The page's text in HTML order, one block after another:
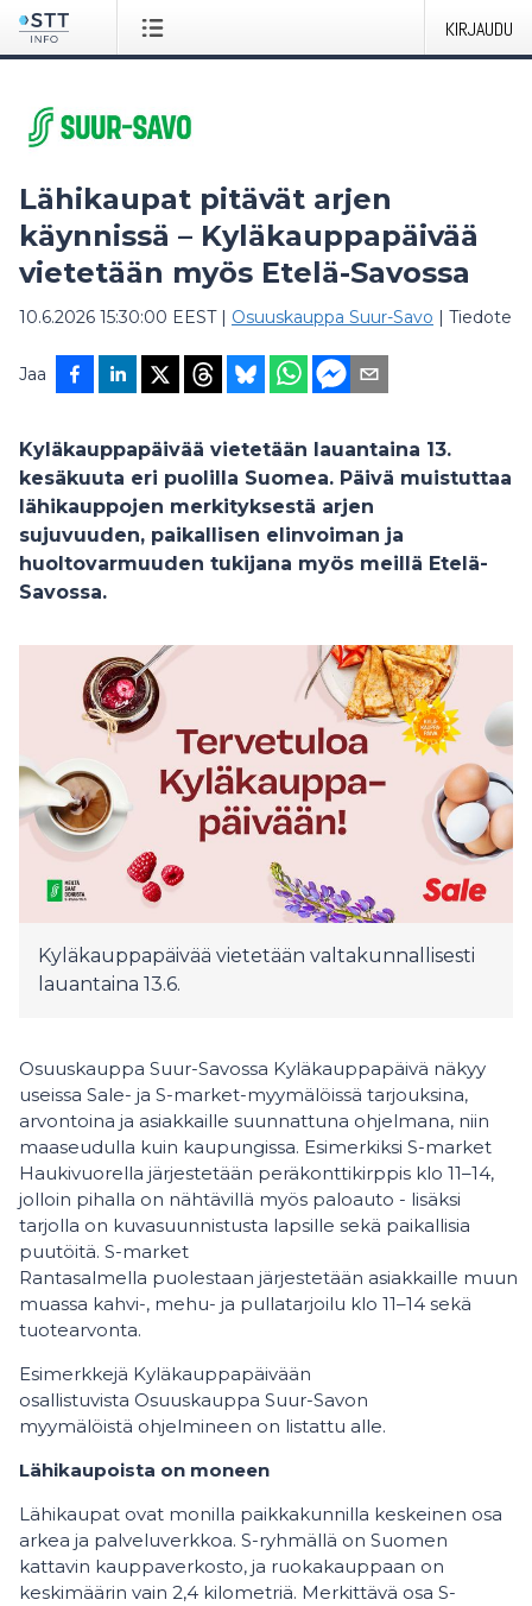
KIRJAUDU
​​Lähikaupat pitävät arjen
käynnissä – Kyläkauppapäivää
vietetään myös Etelä-Savossa​
10.6.2026 15:30:00 EEST| Osuuskauppa Suur-Savo | Tiedote
Jaa
Kyläkauppapäivää vietetään lauantaina 13.
kesäkuuta eri puolilla Suomea. Päivä muistuttaa
lähikauppojen merkityksestä arjen
sujuvuuden, paikallisen elinvoiman ja
huoltovarmuuden tukijana myös meillä Etelä-
Savossa.
Kyläkauppapäivää vietetään valtakunnallisesti
lauantaina 13.6.
Osuuskauppa Suur-Savossa Kyläkauppapäivä näkyy
useissa Sale- ja S-market-myymälöissä tarjouksina,
arvontoina ja asiakkaille suunnattuna ohjelmana, niin
maaseudulla kuin kaupungissa. Esimerkiksi S-market
Haukivuorella järjestetään peräkonttikirppis klo 11–14,
jolloin pihalla on nähtävillä myös paloauto - lisäksi
tarjolla on kuvasuunnistusta lapsille sekä paikallisia
puutöitä. S-market
Rantasalmella puolestaan järjestetään asiakkaille muun
muassa kahvi-, mehu- ja pullatarjoilu klo 11–14 sekä
tuotearvonta.
Esimerkkejä Kyläkauppapäivään
osallistuvista Osuuskauppa Suur-Savon
myymälöistä ohjelmineen on listattu alle.
Lähikaupoista on moneen
Lähikaupat ovat monilla paikkakunnilla keskeinen osa
arkea ja palveluverkkoa. S-ryhmällä on Suomen
kattavin kauppaverkosto, ja ruokakauppaan on
keskimäärin vain 2,4 kilometriä. Merkittävä osa S-